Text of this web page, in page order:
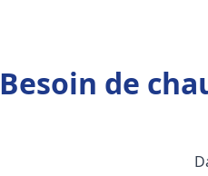
Besoin de